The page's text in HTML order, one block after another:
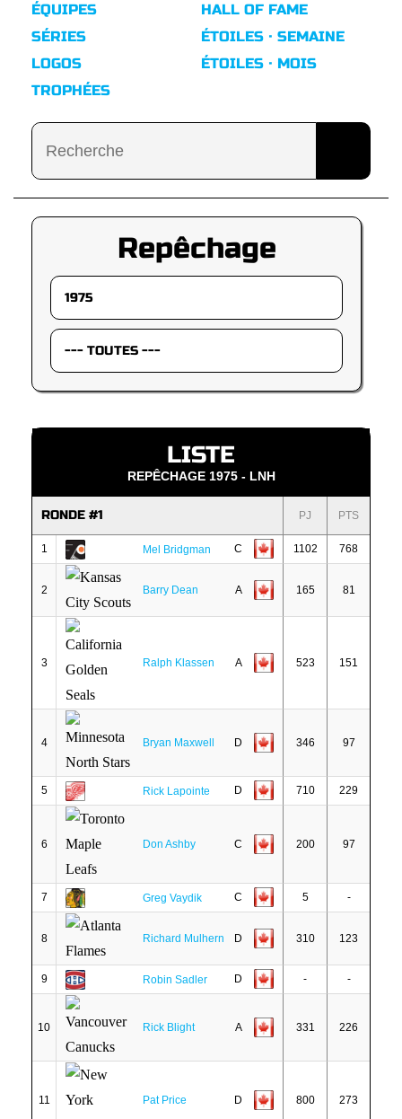
ÉQUIPES
SÉRIES
LOGOS
TROPHÉES
HALL OF FAME
ÉTOILES · SEMAINE
ÉTOILES · MOIS
Repêchage
LISTE
REPÊCHAGE 1975 - LNH
RONDE #1 PJ PTS
1 Mel Bridgman C 1102 768
2 Barry Dean A 165 81
3 Ralph Klassen A 523 151
4 Bryan Maxwell D 346 97
5 Rick Lapointe D 710 229
6 Don Ashby C 200 97
7 Greg Vaydik C 5 -
8 Richard Mulhern D 310 123
9 Robin Sadler D - -
10 Rick Blight A 331 226
11 Pat Price D 800 273